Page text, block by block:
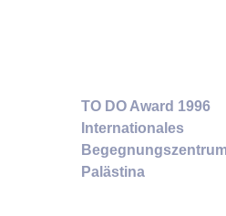
TO DO Award 1996
Internationales
Palästina